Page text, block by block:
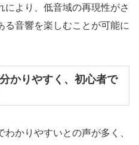
により、低音域の再現性がさ
る音響を楽しむことが可能に
かりやすく、初心者で
かりやすいとの声が多く、